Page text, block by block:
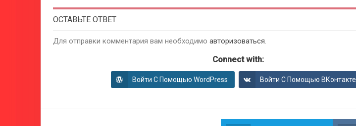
ОСТАВЬТЕ ОТВЕТ
Для отправки комментария вам необходимо авторизоваться.
Connect with:
Войти С Помощью WordPress Войти С Помощью ВКонтакте